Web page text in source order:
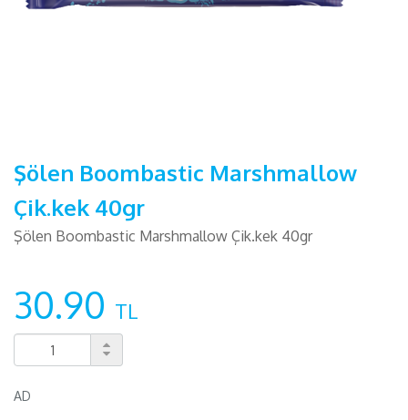
Şölen Boombastic Marshmallow
Çik.kek 40gr
Şölen Boombastic Marshmallow Çik.kek 40gr
30.90 TL
AD